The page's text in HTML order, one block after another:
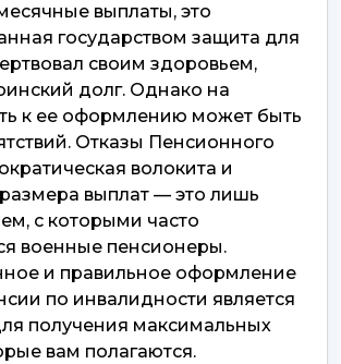
выплаты, это
государством защита для
своим здоровьем,
долг. Однако на
к ее оформлению может быть
Отказы Пенсионного
волокита и
выплат — это лишь
с которыми часто
военные пенсионеры.
и правильное оформление
по инвалидности является
получения максимальных
вам полагаются.